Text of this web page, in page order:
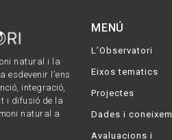
natural i la
esdevenir l'ens
integració,
i difusió de la
natural a
MENÚ
L’Observatori
Eixos tematics
Projectes
Dades i
Avaluacions i